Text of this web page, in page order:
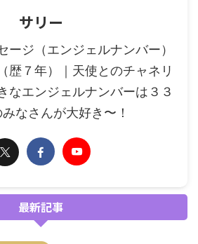
サリー
ージ（エンジェルナンバー）
歴７年）｜天使とのチャネリ
なエンジェルナンバーは３３
みなさんが大好き〜！
最新記事